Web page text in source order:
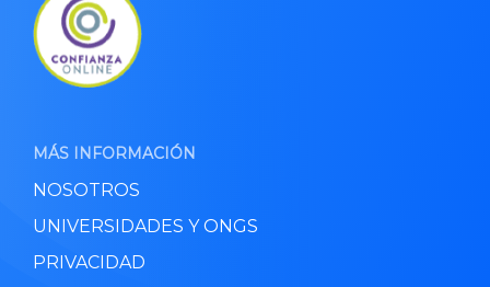
MÁS INFORMACIÓN
NOSOTROS
UNIVERSIDADES Y ONGS
PRIVACIDAD